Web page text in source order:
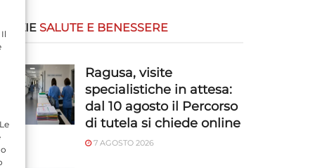
SALUTE E BENESSERE
Ragusa, visite
specialistiche in attesa:
dal 10 agosto il Percorso
di tutela si chiede online
7 AGOSTO 2026